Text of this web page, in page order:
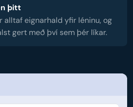
þitt
alltaf eignarhald yfir léninu, og
gert með því sem þér líkar.